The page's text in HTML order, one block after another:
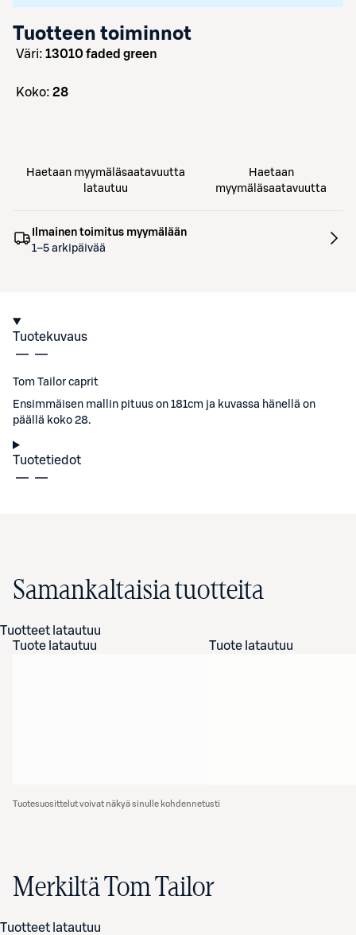
Tuotteen toiminnot
väri: 13010 faded green
koko: 28
Haetaan myymäläsaatavuutta
latautuu
Haetaan
myymäläsaatavuutta
Ilmainen toimitus myymälään
1–5 arkipäivää
Tuotekuvaus
Tom Tailor caprit
Ensimmäisen mallin pituus on 181cm ja kuvassa hänellä on
päällä koko 28.
Tuotetiedot
Samankaltaisia tuotteita
Tuotteet latautuu
Tuote latautuu
Tuote latautuu
Tuotesuosittelut voivat näkyä sinulle kohdennetusti
Merkiltä Tom Tailor
Tuotteet latautuu